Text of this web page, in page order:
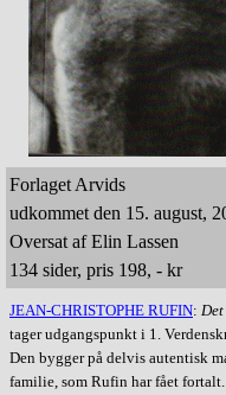
Forlaget Arvids
udkommet den 15. august,
Oversat af Elin Lassen
134 sider, pris 198, - kr
JEAN-CHRISTOPHE RUFIN:
tager udgangspunkt i 1.
Den bygger på delvis autentisk
familie, som Rufin har fået